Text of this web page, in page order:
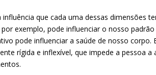
que cada uma dessas dimensões
exemplo, pode influenciar o nosso
pode influenciar a saúde de nosso
rígida e inflexível, que impede a pessoa